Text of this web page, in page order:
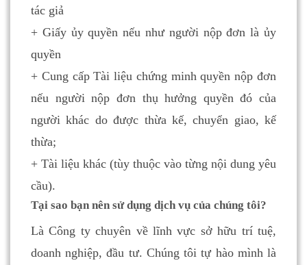
tác giả
+ Giấy ủy quyền nếu như người nộp đơn là ủy
quyền
+ Cung cấp Tài liệu chứng minh quyền nộp đơn
nếu người nộp đơn thụ hưởng quyền đó của
người khác do được thừa kế, chuyển giao, kế
thừa;
+ Tài liệu khác (tùy thuộc vào từng nội dung yêu
cầu).
Tại sao bạn nên sử dụng dịch vụ của chúng tôi?
Là Công ty chuyên về lĩnh vực sở hữu trí tuệ,
doanh nghiệp, đầu tư. Chúng tôi tự hào mình là